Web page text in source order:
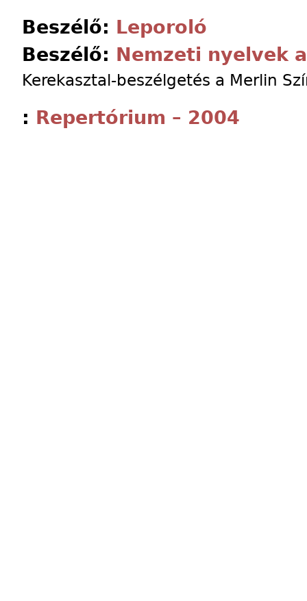
Beszélő: Leporoló
Beszélő: Nemzeti nyelvek
Kerekasztal-beszélgetés a Merlin
: Repertórium – 2004